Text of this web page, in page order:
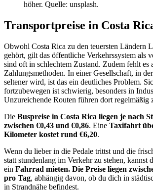
höher. Quelle: unsplash.
Transportpreise in Costa
Obwohl Costa Rica zu den teuersten Ländern
gehört, gilt das öffentliche Verkehrssystem als
sind oft in schlechtem Zustand. Zudem fehlt es
Zahlungsmethoden. In einer Gesellschaft, in
seltener wird, ist das ein deutliches Problem.
fortzubewegen ist schwierig, besonders in
Unzureichende Routen führen dort regelmäßig
Die Buspreise in Costa Rica liegen je nach
zwischen €0,43 und €0,86. Eine Taxifahrt
Kilometer kostet rund €6,20.
Wenn du lieber in die Pedale trittst und die
statt stundenlang im Verkehr zu stehen, kannst
ein Fahrrad mieten. Die Preise liegen
pro Tag, abhängig davon, ob du dich in
in Strandnähe befindest.